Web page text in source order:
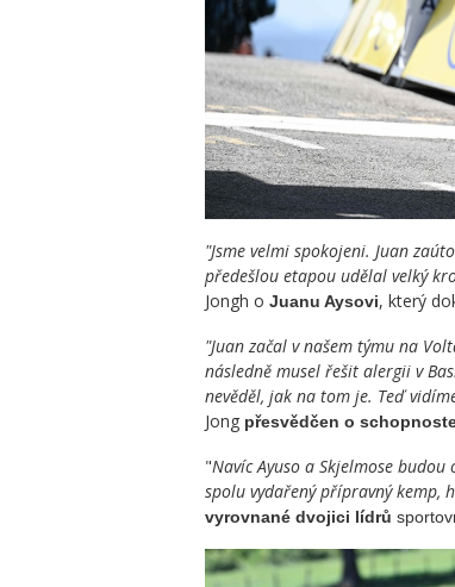
"Jsme velmi spokojeni. Juan
předešlou etapou udělal velký
Jongh o Juanu Aysovi, který
"Juan začal v našem týmu na
následně musel řešit alergii v
nevěděl, jak na tom je. Teď
Jong přesvědčen o
"Navíc Ayuso a Skjelmose
spolu vydařený přípravný kemp,
vyrovnané dvojici lídrů